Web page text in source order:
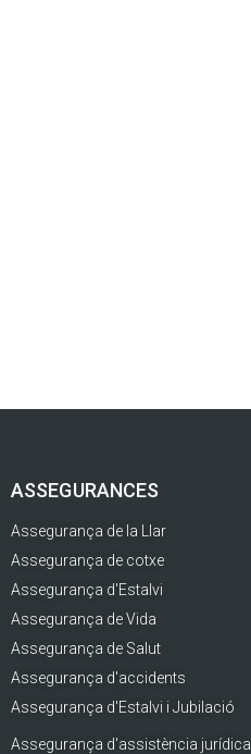
ASSEGURANCES
Assegurança de la Llar
Assegurança de cotxe
Assegurança d'Estalvi
Assegurança de Vida
Assegurança de Salut
Assegurança d'accidents
Assegurança d'Estalvi i Jubilació
Assegurança d'assistència jurídica